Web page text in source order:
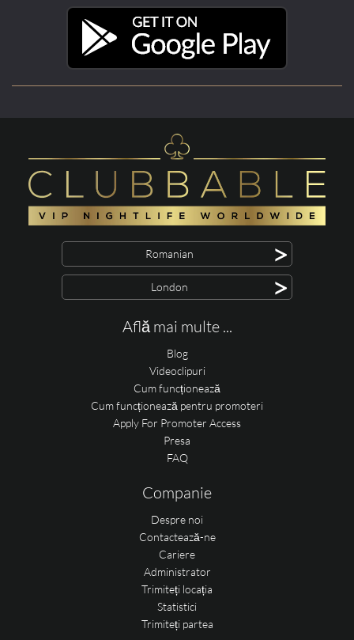
Romanian >
London >
Află mai multe ...
Blog
Videoclipuri
Cum funcționează
Cum funcționează pentru promoteri
Apply For Promoter Access
Presa
FAQ
Companie
Despre noi
Contactează-ne
Cariere
Administrator
Trimiteți locația
Statistici
Trimiteți partea